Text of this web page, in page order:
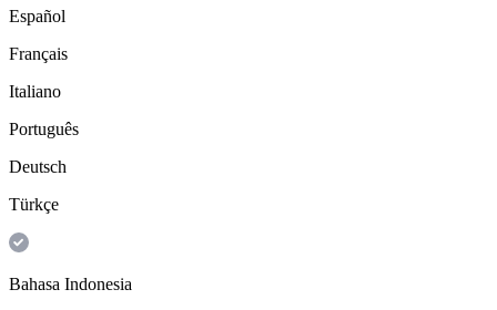
Español
Français
Italiano
Português
Deutsch
Türkçe
Bahasa Indonesia